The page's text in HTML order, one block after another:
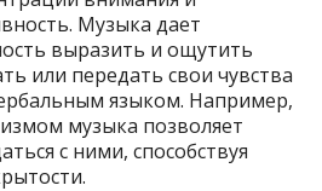
Музыка дает
выразить и ощутить
или передать свои чувства
языком. Например,
музыка позволяет
с ними, способствуя